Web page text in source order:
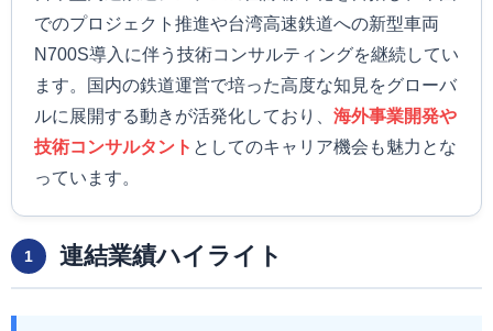
でのプロジェクト推進や台湾高速鉄道への新型車両
N700S導入に伴う技術コンサルティングを継続してい
ます。国内の鉄道運営で培った高度な知見をグローバ
ルに展開する動きが活発化しており、 海外事業開発や
技術コンサルタント としてのキャリア機会も魅力とな
っています。
1 連結業績ハイライト